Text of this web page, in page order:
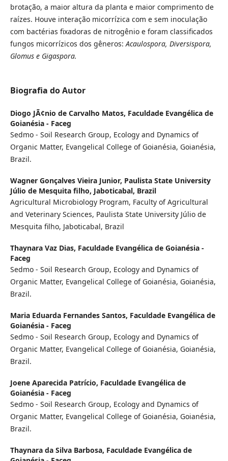
brotação, a maior altura da planta e maior comprimento de
raízes. Houve interação micorrízica com e sem inoculação
com bactérias fixadoras de nitrogênio e foram classificados
fungos micorrízicos dos gêneros:Acaulospora, Diversispora,
Glomus e Gigaspora.
Biografia do Autor
Diogo JÃ¢nio de Carvalho Matos, Faculdade Evangélica de
Goianésia - Faceg
Sedmo - Soil Research Group, Ecology and Dynamics of
Organic Matter, Evangelical College of Goianésia, Goianésia,
Brazil.
Wagner Gonçalves Vieira Junior, Paulista State University
Júlio de Mesquita filho, Jaboticabal, Brazil
Agricultural Microbiology Program, Faculty of Agricultural
and Veterinary Sciences, Paulista State University Júlio de
Mesquita filho, Jaboticabal, Brazil
Thaynara Vaz Dias, Faculdade Evangélica de Goianésia -
Faceg
Sedmo - Soil Research Group, Ecology and Dynamics of
Organic Matter, Evangelical College of Goianésia, Goianésia,
Brazil.
Maria Eduarda Fernandes Santos, Faculdade Evangélica de
Goianésia - Faceg
Sedmo - Soil Research Group, Ecology and Dynamics of
Organic Matter, Evangelical College of Goianésia, Goianésia,
Brazil.
Joene Aparecida Patrício, Faculdade Evangélica de
Goianésia - Faceg
Sedmo - Soil Research Group, Ecology and Dynamics of
Organic Matter, Evangelical College of Goianésia, Goianésia,
Brazil.
Thaynara da Silva Barbosa, Faculdade Evangélica de